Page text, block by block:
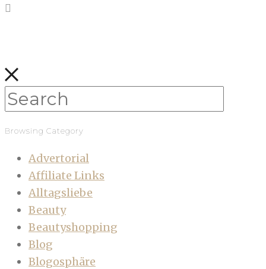
Browsing Category
Advertorial
Affiliate Links
Alltagsliebe
Beauty
Beautyshopping
Blog
Blogosphäre